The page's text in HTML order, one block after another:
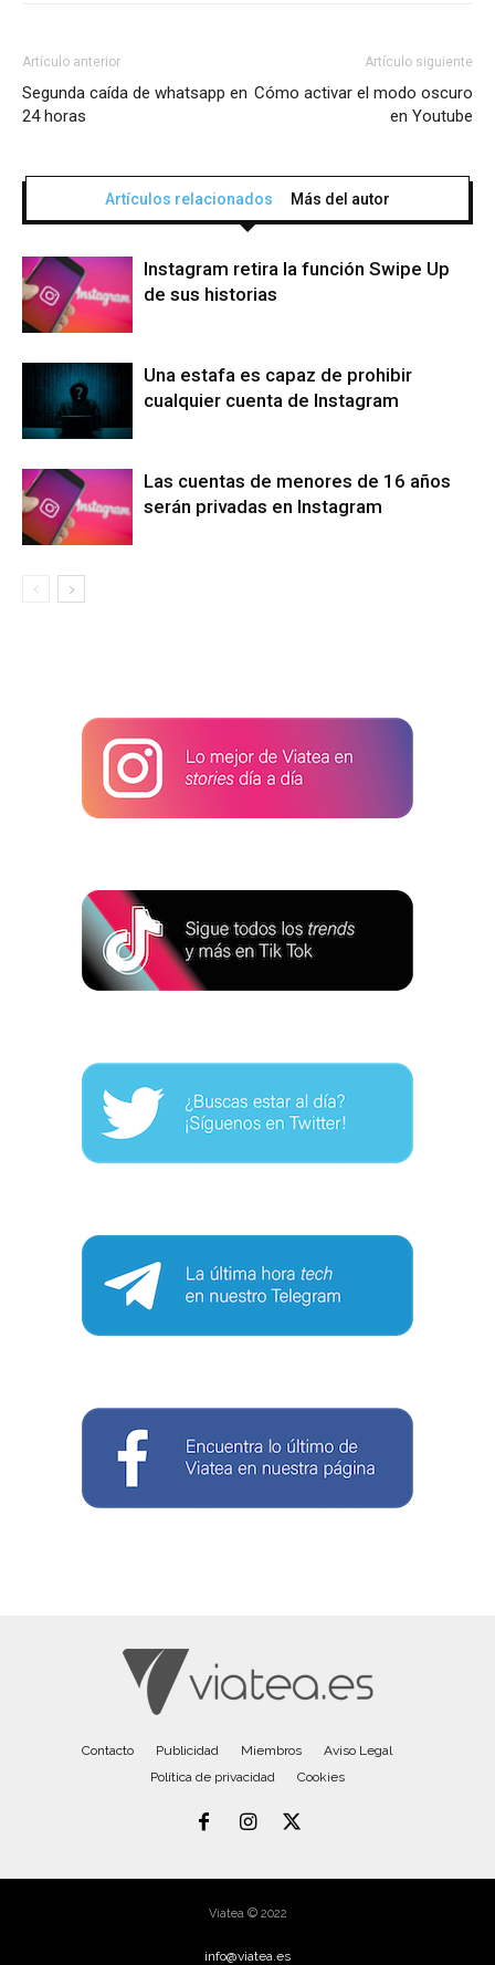
Artículo anterior
Segunda caída de whatsapp en
24 horas
Artículo siguiente
Cómo activar el modo oscuro
en Youtube
Artículos relacionados Más del autor
Instagram retira la función Swipe Up
de sus historias
Una estafa es capaz de prohibir
cualquier cuenta de Instagram
Las cuentas de menores de 16 años
serán privadas en Instagram
Contacto Publicidad Miembros
Aviso Legal
Política de privacidad
Cookies
Viatea © 2022
info@viatea.es